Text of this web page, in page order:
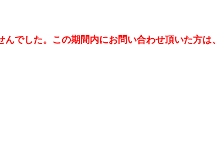
でした。この期間内にお問い合わせ頂いた方は